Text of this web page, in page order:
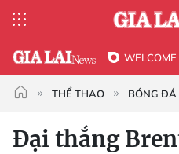
THỂ THAO BÓNG ĐÁ
Đại thắng